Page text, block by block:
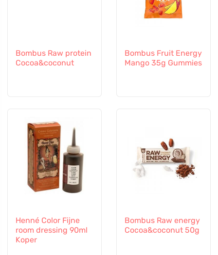
Bombus Raw protein
Cocoa&coconut
Bombus Fruit Energy
Mango 35g Gummies
Henné Color Fijne
room dressing 90ml
Koper
Bombus Raw energy
Cocoa&coconut 50g